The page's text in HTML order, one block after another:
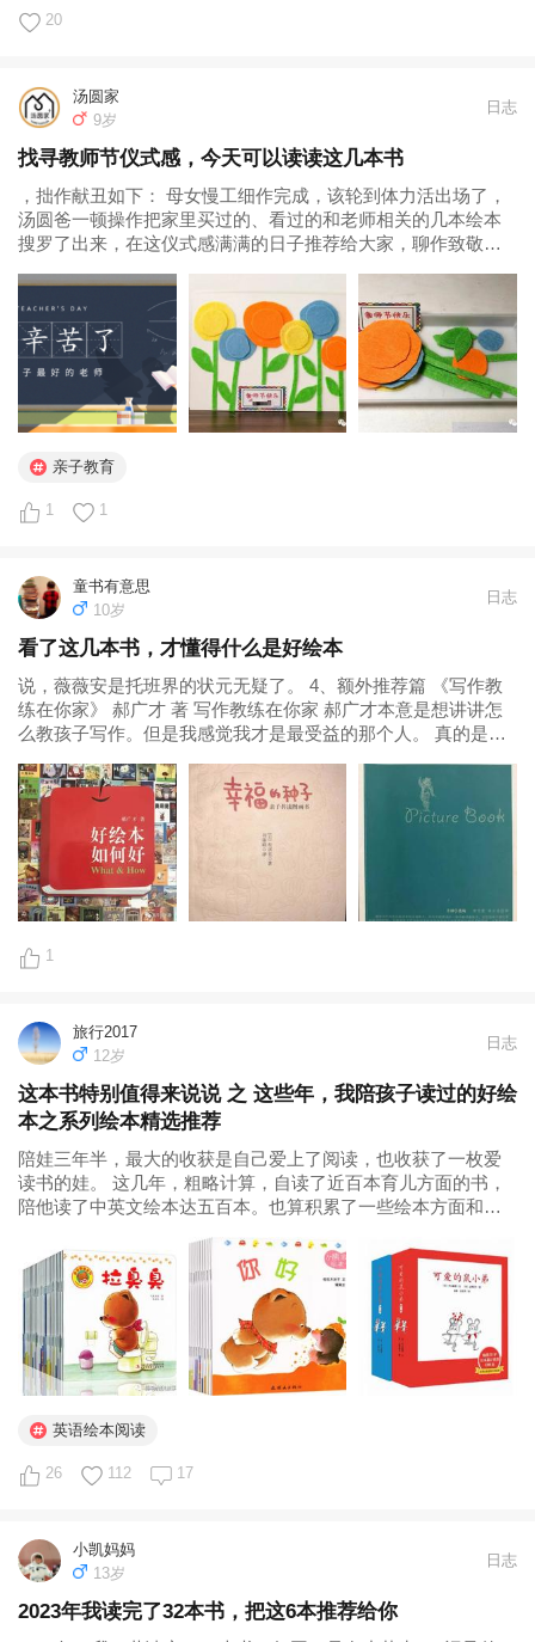
20
汤圆家
9岁
日志
找寻教师节仪式感，今天可以读读这几本书
，拙作献丑如下： 母女慢工细作完成，该轮到体力活出场了，
汤圆爸一顿操作把家里买过的、看过的和老师相关的几本绘本
搜罗了出来，在这仪式感满满的日子推荐给大家，聊作致敬教
作家、插画家完成的温暖的绘本，献给那些被...
亲子教育
1 1
童书有意思
10岁
日志
看了这几本书，才懂得什么是好绘本
说，薇薇安是托班界的状元无疑了。 4、额外推荐篇 《写作教
练在你家》 郝广才 著 写作教练在你家 郝广才本意是想讲讲怎
么教孩子写作。但是我感觉我才是最受益的那个人。 真的是一
就都记住了。这就是高超的写作技巧。 内容又有趣又实用，看
起来像喝粥那么容易，呼噜噜的，碗就见底了。 这些书都是可
以帮我们一步一步走近绘本世界的向导，读读吧。...
1
旅行2017
12岁
日志
这本书特别值得来说说 之 这些年，我陪孩子读过的好绘
本之系列绘本精选推荐
陪娃三年半，最大的收获是自己爱上了阅读，也收获了一枚爱
读书的娃。 这几年，粗略计算，自读了近百本育儿方面的书，
陪他读了中英文绘本达五百本。也算积累了一些绘本方面和育
绘本之单本精选推荐 二：好绘本之系列套装推荐 三：好绘本之
英文绘本推荐 四...
英语绘本阅读
26 112 17
小凯妈妈
13岁
日志
2023年我读完了32本书，把这6本推荐给你